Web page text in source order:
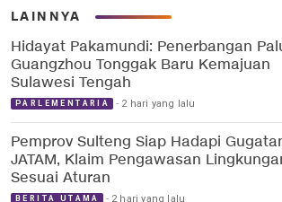
LAINNYA
Hidayat Pakamundi: Penerbangan
Guangzhou Tonggak Baru Kemajuan
Sulawesi Tengah
PARLEMENTARIA 2 hari yang lalu
Pemprov Sulteng Siap Hadapi
JATAM, Klaim Pengawasan
Sesuai Aturan
BERITA UTAMA 2 hari yang lalu